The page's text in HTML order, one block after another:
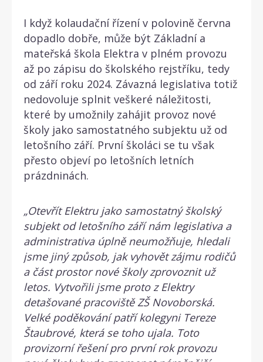
I když kolaudační řízení v polovině června
dopadlo dobře, může být Základní a
mateřská škola Elektra v plném provozu
až po zápisu do školského rejstříku, tedy
od září roku 2024. Závazná legislativa totiž
nedovoluje splnit veškeré náležitosti,
které by umožnily zahájit provoz nové
školy jako samostatného subjektu už od
letošního září. První školáci se tu však
přesto objeví po letošních letních
prázdninách.
„Otevřít Elektru jako samostatný školský
subjekt od letošního září nám legislativa a
administrativa úplně neumožňuje, hledali
jsme jiný způsob, jak vyhovět zájmu rodičů
a část prostor nové školy zprovoznit už
letos. Vytvořili jsme proto z Elektry
detašované pracoviště ZŠ Novoborská.
Velké poděkování patří kolegyni Tereze
Štaubrové, která se toho ujala. Toto
provizorní řešení pro první rok provozu